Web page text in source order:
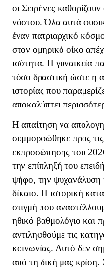
οι Σειρήνες
νόστου. Όλα αυτά
έναν πατριαρχικό
στον ομηρικό οίκο
ισότητα. Η γυναικεία
τόσο δραστική ώστε η
ιστορίας που
αποκαλύπτει
Η απαίτηση να
συμμορφώθηκε προς
εκπροσώπησης του
την επίπληξή του
ψήφο, την ψυχανάλυση
δίκαιο. Η ιστορική
στιγμή που
ηθικό βαθμολόγιο και
αντιληφθούμε τις
κοινωνίας. Αυτό δεν
από τη δική μας κρίση.